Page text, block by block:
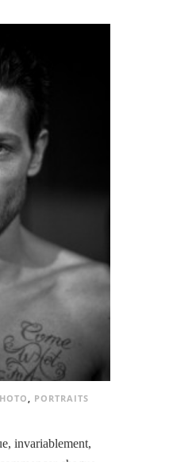
, PORTRAITS
invariablement,